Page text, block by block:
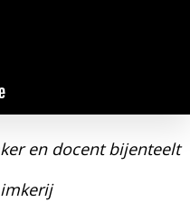
en docent bijenteelt